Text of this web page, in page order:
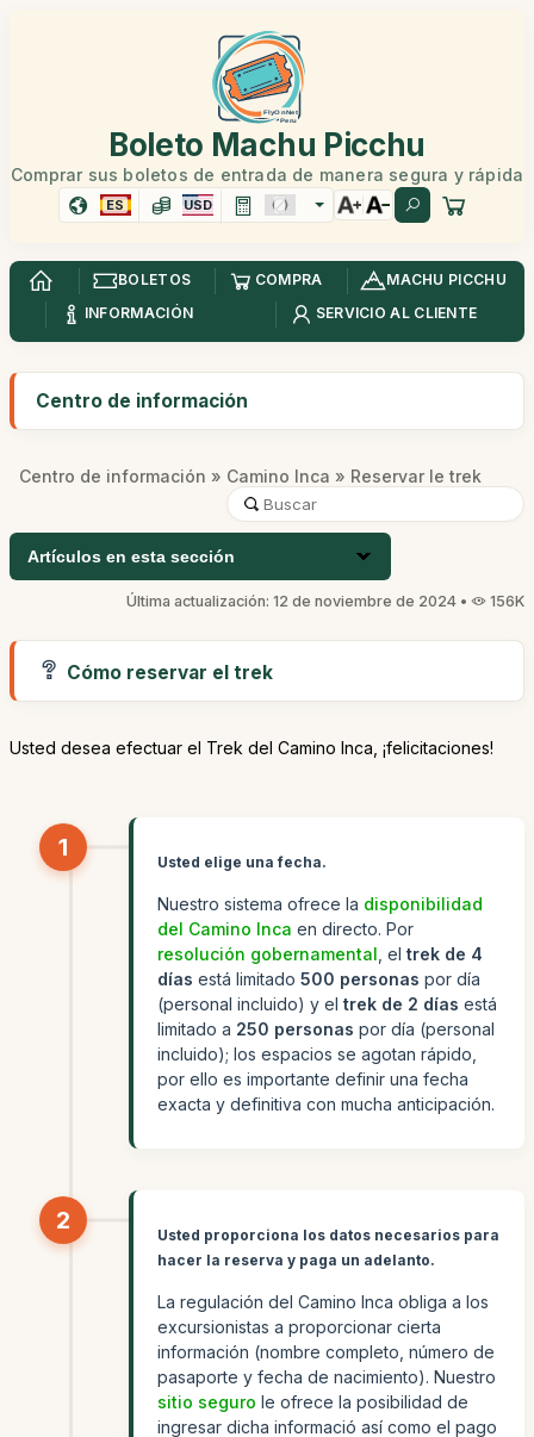
Boleto Machu Picchu
Comprar sus boletos de entrada de manera segura y rápida
ES USD
BOLETOS COMPRA
MACHU PICCHU
INFORMACIÓN
SERVICIO AL CLIENTE
Centro de información
Centro de información » Camino Inca » Reservar le trek
Artículos en esta sección
Última actualización: 12 de noviembre de 2024 • 156K
Cómo reservar el trek
Usted desea efectuar el Trek del Camino Inca, ¡felicitaciones!
1
Usted elige una fecha.
Nuestro sistema ofrece la disponibilidad
del Camino Inca en directo. Por
resolución gobernamental , el trek de 4
días está limitado 500 personas por día
(personal incluido) y el trek de 2 días está
limitado a 250 personas por día (personal
incluido); los espacios se agotan rápido,
por ello es importante definir una fecha
exacta y definitiva con mucha anticipación.
2
Usted proporciona los datos necesarios para
hacer la reserva y paga un adelanto.
La regulación del Camino Inca obliga a los
excursionistas a proporcionar cierta
información (nombre completo, número de
pasaporte y fecha de nacimiento). Nuestro
sitio seguro le ofrece la posibilidad de
ingresar dicha informació así como el pago